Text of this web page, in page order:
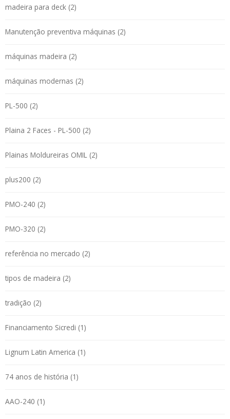
madeira para deck (2)
Manutenção preventiva máquinas (2)
máquinas madeira (2)
máquinas modernas (2)
PL-500 (2)
Plaina 2 Faces - PL-500 (2)
Plainas Moldureiras OMIL (2)
plus200 (2)
PMO-240 (2)
PMO-320 (2)
referência no mercado (2)
tipos de madeira (2)
tradição (2)
Financiamento Sicredi (1)
Lignum Latin America (1)
74 anos de história (1)
AAO-240 (1)